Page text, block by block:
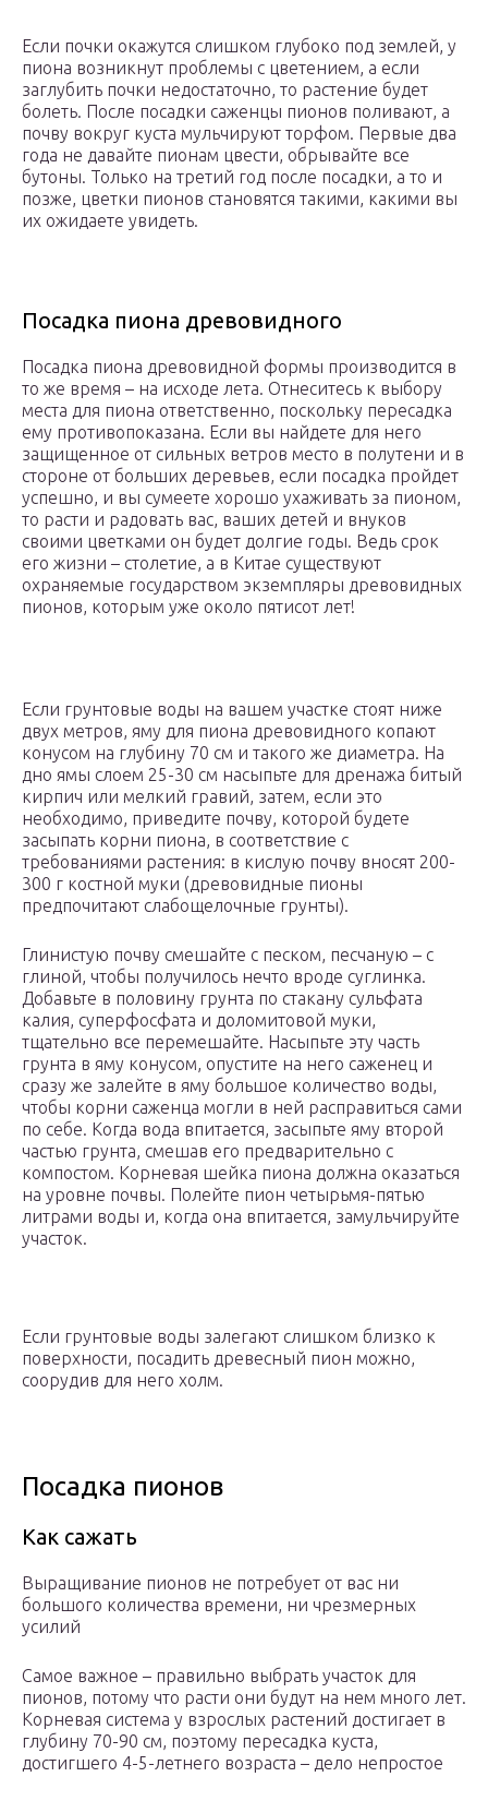
Если почки окажутся слишком глубоко под землей, у
пиона возникнут проблемы с цветением, а если
заглубить почки недостаточно, то растение будет
болеть. После посадки саженцы пионов поливают, а
почву вокруг куста мульчируют торфом. Первые два
года не давайте пионам цвести, обрывайте все
бутоны. Только на третий год после посадки, а то и
позже, цветки пионов становятся такими, какими вы
их ожидаете увидеть.
Посадка пиона древовидного
Посадка пиона древовидной формы производится в
то же время – на исходе лета. Отнеситесь к выбору
места для пиона ответственно, поскольку пересадка
ему противопоказана. Если вы найдете для него
защищенное от сильных ветров место в полутени и в
стороне от больших деревьев, если посадка пройдет
успешно, и вы сумеете хорошо ухаживать за пионом,
то расти и радовать вас, ваших детей и внуков
своими цветками он будет долгие годы. Ведь срок
его жизни – столетие, а в Китае существуют
охраняемые государством экземпляры древовидных
пионов, которым уже около пятисот лет!
Если грунтовые воды на вашем участке стоят ниже
двух метров, яму для пиона древовидного копают
конусом на глубину 70 см и такого же диаметра. На
дно ямы слоем 25-30 см насыпьте для дренажа битый
кирпич или мелкий гравий, затем, если это
необходимо, приведите почву, которой будете
засыпать корни пиона, в соответствие с
требованиями растения: в кислую почву вносят 200-
300 г костной муки (древовидные пионы
предпочитают слабощелочные грунты).
Глинистую почву смешайте с песком, песчаную – с
глиной, чтобы получилось нечто вроде суглинка.
Добавьте в половину грунта по стакану сульфата
калия, суперфосфата и доломитовой муки,
тщательно все перемешайте. Насыпьте эту часть
грунта в яму конусом, опустите на него саженец и
сразу же залейте в яму большое количество воды,
чтобы корни саженца могли в ней расправиться сами
по себе. Когда вода впитается, засыпьте яму второй
частью грунта, смешав его предварительно с
компостом. Корневая шейка пиона должна оказаться
на уровне почвы. Полейте пион четырьмя-пятью
литрами воды и, когда она впитается, замульчируйте
участок.
Если грунтовые воды залегают слишком близко к
поверхности, посадить древесный пион можно,
соорудив для него холм.
Посадка пионов
Как сажать
Выращивание пионов не потребует от вас ни
большого количества времени, ни чрезмерных
усилий
Самое важное – правильно выбрать участок для
пионов, потому что расти они будут на нем много лет.
Корневая система у взрослых растений достигает в
глубину 70-90 см, поэтому пересадка куста,
достигшего 4-5-летнего возраста – дело непростое